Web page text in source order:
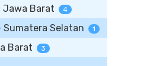
Jawa Barat 4
Sumatera Selatan 1
Barat 3